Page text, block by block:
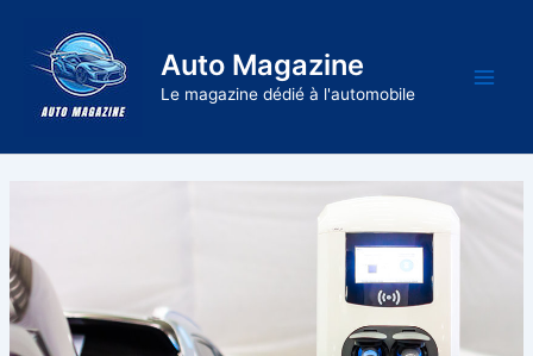
contenu
Auto Magazine
Le magazine dédié à l'automobile